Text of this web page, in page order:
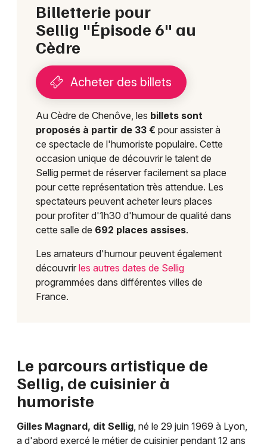
Je m'abonne
Billetterie pour
Sellig "Épisode 6" au
Cèdre
Acheter des billets
Au Cèdre de Chenôve, les billets sont
proposés à partir de 33 € pour assister à
ce spectacle de l'humoriste populaire. Cette
occasion unique de découvrir le talent de
Sellig permet de réserver facilement sa place
pour cette représentation très attendue. Les
spectateurs peuvent acheter leurs places
pour profiter d'1h30 d'humour de qualité dans
cette salle de 692 places assises.
Les amateurs d'humour peuvent également
découvrir les autres dates de Sellig
programmées dans différentes villes de
France.
Le parcours artistique de
Sellig, de cuisinier à
humoriste
Gilles Magnard, dit Sellig, né le 29 juin 1969 à Lyon,
a d'abord exercé le métier de cuisinier pendant 12 ans